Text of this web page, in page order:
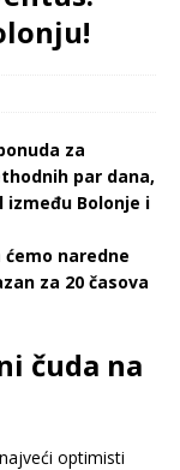
za
par dana,
između Bolonje i
naredne
za 20 časova
čuda na
optimisti